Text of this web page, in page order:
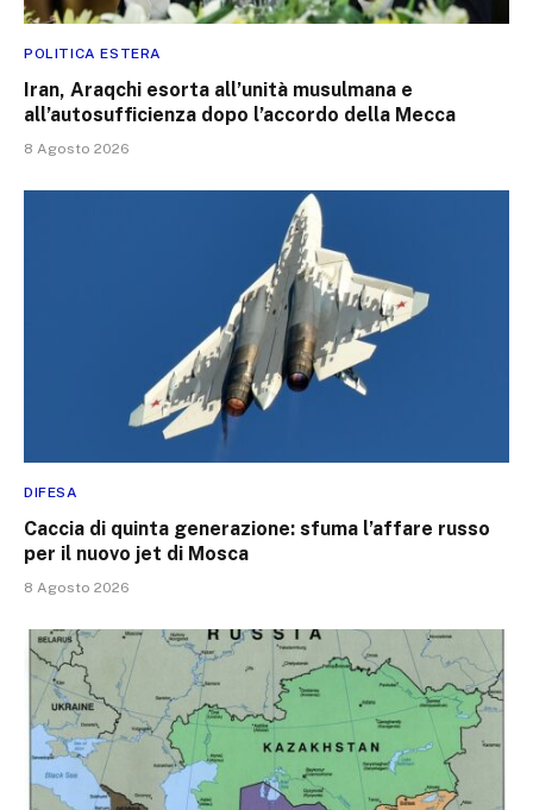
POLITICA ESTERA
Iran, Araqchi esorta all’unità musulmana e
all’autosufficienza dopo l’accordo della Mecca
8 Agosto 2026
DIFESA
Caccia di quinta generazione: sfuma l’affare russo
per il nuovo jet di Mosca
8 Agosto 2026